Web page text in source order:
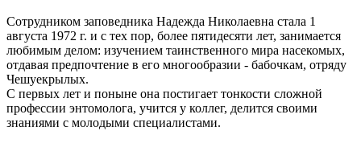
Сотрудником заповедника Надежда Николаевна стала 1
августа 1972 г. и с тех пор, более пятидесяти лет, занимается
любимым делом: изучением таинственного мира насекомых,
отдавая предпочтение в его многообразии - бабочкам, отряду
Чешуекрылых.
С первых лет и поныне она постигает тонкости сложной
профессии энтомолога, учится у коллег, делится своими
знаниями с молодыми специалистами.